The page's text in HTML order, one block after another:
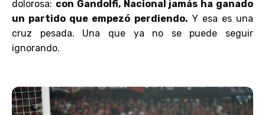
dolorosa: con Gandolfi, Nacional jamás ha ganado
un partido que empezó perdiendo. Y esa es una
cruz pesada. Una que ya no se puede seguir
ignorando.